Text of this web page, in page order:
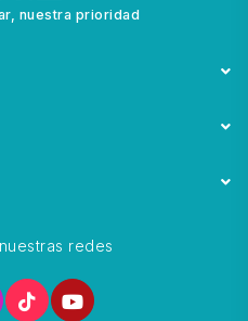
nuestra prioridad
redes